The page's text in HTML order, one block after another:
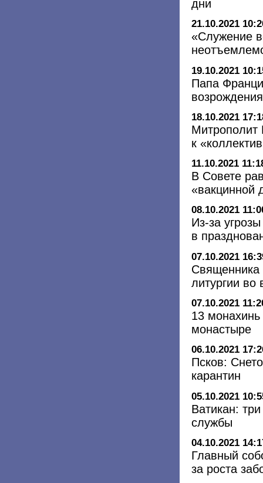
дни
21.10.2021
«Служение
19.10.2021
Папа
18.10.2021
Митрополит
к
11.10.2021
В Совете
«вакцинной
08.10.2021
Из-за
в
07.10.2021
Священника
литургии во
07.10.2021
13 монахинь
монастыре
06.10.2021
Псков:
карантин
05.10.2021
Ватикан:
службы
04.10.2021
Главный
за роста